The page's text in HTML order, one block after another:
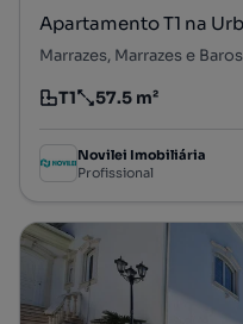
Apartamento T1 na
Marrazes, Marrazes e
Tipologia
T1
Preço por metro
57.5 m²
Novilei Imobiliária
Profissional